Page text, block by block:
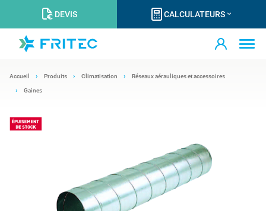
DEVIS CALCULATEURS
Accueil Produits Climatisation Réseaux aérauliques et accessoires
Gaines